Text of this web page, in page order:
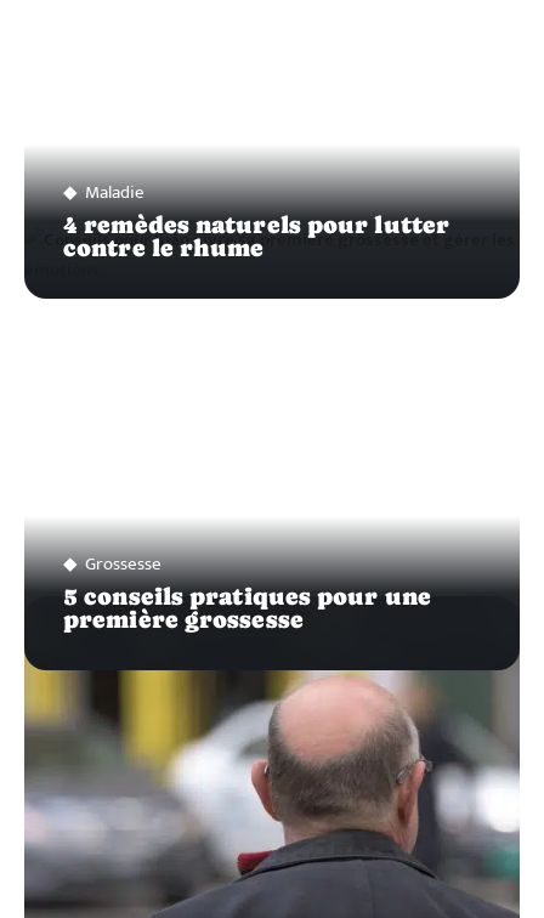
Maladie
4 remèdes naturels pour lutter
contre le rhume
Grossesse
5 conseils pratiques pour une
première grossesse